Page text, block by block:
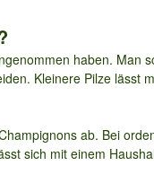
haben. Man
Kleinere Pilze lässt
ab. Bei
sich mit einem